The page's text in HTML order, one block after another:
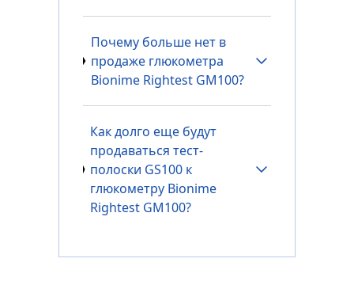
Почему больше нет в
продаже глюкометра
Bionime Rightest GM100?
Как долго еще будут
продаваться тест-
полоски GS100 к
глюкометру Bionime
Rightest GM100?